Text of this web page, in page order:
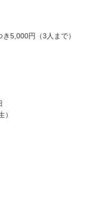
5,000円（3人まで）
）